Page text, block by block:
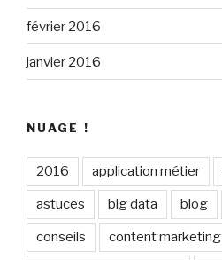
février 2016
janvier 2016
NUAGE !
2016 application métier
astuces big data blog
conseils content marketing